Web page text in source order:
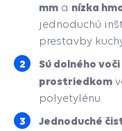
mm a nízka
jednoduchú
prestavby
Sú dolného
prostriedkom
polyetylénu.
Jednoduché